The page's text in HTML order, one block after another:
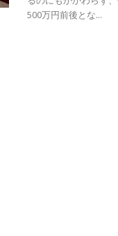
500万円前後とな...